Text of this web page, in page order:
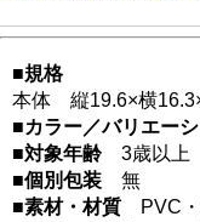
■規格
本体 縦19.6×横
■カラー／バリエー
■対象年齢 3歳以上
■個別包装 無
■素材・材質 PVC・